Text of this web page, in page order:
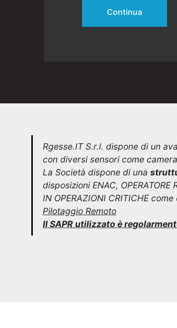
Continua
Rgesse.IT S.r.l. dispone di un
con diversi sensori come
La Società dispone di una
disposizioni ENAC, OPERATORE
IN OPERAZIONI CRITICHE
Pilotaggio Remoto
Il SAPR utilizzato è